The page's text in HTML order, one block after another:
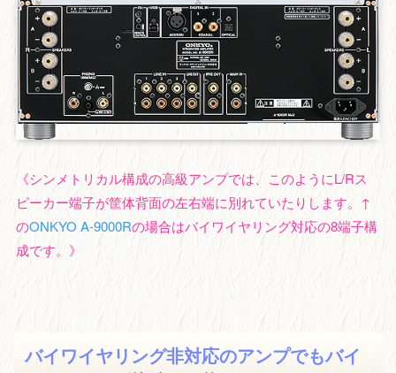
《シンメトリカル構成の高級アンプでは、このようにL/Rス
ピーカー端子が筐体背面の左右端に別れていたりします。↑
のONKYO A-9000Rの場合はバイワイヤリング対応の8端子構
成です。》
バイワイヤリング非対応のアンプでもバイ